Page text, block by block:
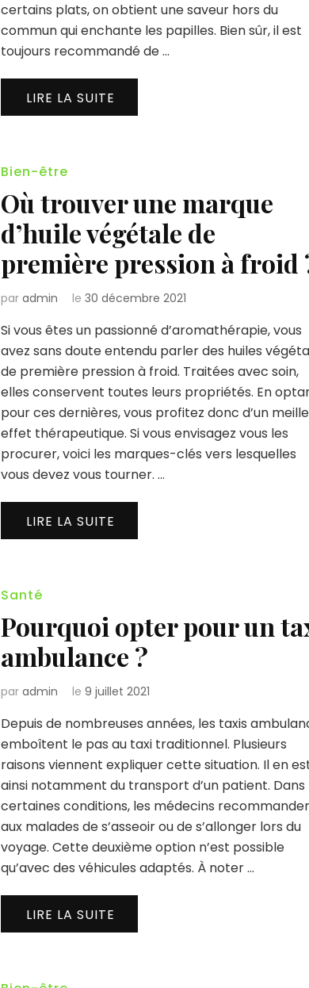
certains plats, on obtient une saveur hors du
commun qui enchante les papilles. Bien sûr, il est
toujours recommandé de …
LIRE LA SUITE
Bien-être
Où trouver une marque
d’huile végétale de
première pression à froid
par admin le 30 décembre 2021
Si vous êtes un passionné d’aromathérapie, vous
avez sans doute entendu parler des huiles
de première pression à froid. Traitées avec soin,
elles conservent toutes leurs propriétés. En
pour ces dernières, vous profitez donc d’un
effet thérapeutique. Si vous envisagez vous les
procurer, voici les marques-clés vers lesquelles
vous devez vous tourner. …
LIRE LA SUITE
Santé
Pourquoi opter pour un
ambulance ?
par admin le 9 juillet 2021
Depuis de nombreuses années, les taxis
emboîtent le pas au taxi traditionnel. Plusieurs
raisons viennent expliquer cette situation. Il en
ainsi notamment du transport d’un patient. Dans
certaines conditions, les médecins
aux malades de s’asseoir ou de s’allonger lors du
voyage. Cette deuxième option n’est possible
qu’avec des véhicules adaptés. À noter …
LIRE LA SUITE